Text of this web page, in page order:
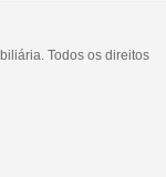
Todos os direitos